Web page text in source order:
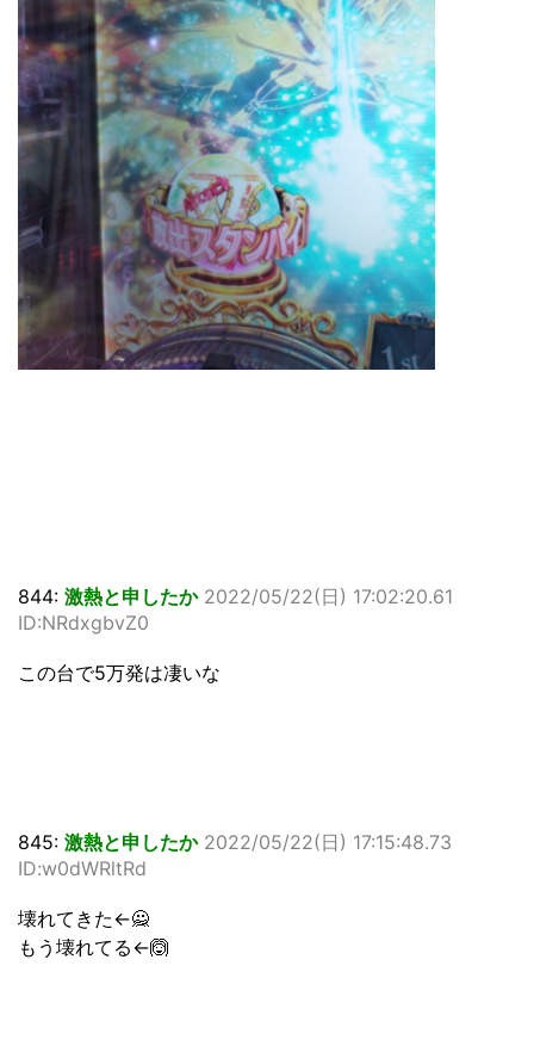
844: 激熱と申したか 2022/05/22(日) 17:02:20.61
ID:NRdxgbvZ0
この台で5万発は凄いな
845: 激熱と申したか 2022/05/22(日) 17:15:48.73
ID:w0dWRltRd
壊れてきた←🙅
もう壊れてる←🙆